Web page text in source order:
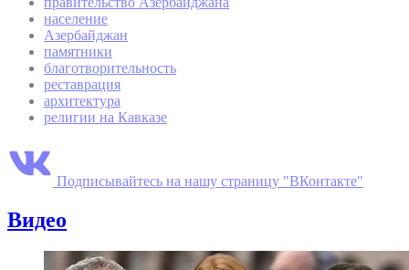
население
Азербайджан
памятники
благотворительность
реставрация
архитектура
религии на Кавказе
Подписывайтесь на нашу страницу "ВКонтакте"
Видео